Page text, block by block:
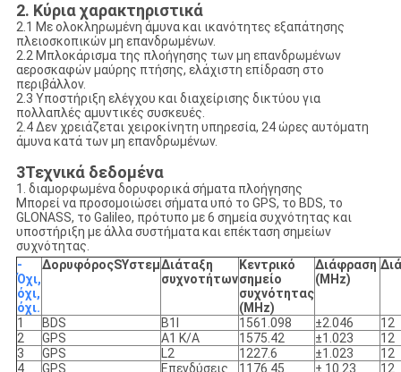
2. Κύρια χαρακτηριστικά
2.1 Με ολοκληρωμένη άμυνα και ικανότητες εξαπάτησης
πλειοσκοπικών μη επανδρωμένων.
2.2 Μπλοκάρισμα της πλοήγησης των μη επανδρωμένων
αεροσκαφών μαύρης πτήσης, ελάχιστη επίδραση στο
περιβάλλον.
2.3 Υποστήριξη ελέγχου και διαχείρισης δικτύου για
πολλαπλές αμυντικές συσκευές.
2.4 Δεν χρειάζεται χειροκίνητη υπηρεσία, 24 ώρες αυτόματη
άμυνα κατά των μη επανδρωμένων.
3Τεχνικά δεδομένα
1. διαμορφωμένα δορυφορικά σήματα πλοήγησης
Μπορεί να προσομοιώσει σήματα υπό το GPS, το BDS, το
GLONASS, το Galileo, πρότυπο με 6 σημεία συχνότητας και
υποστήριξη με άλλα συστήματα και επέκταση σημείων
συχνότητας.
-
Όχι,
όχι,
όχι.
ΔορυφόροςSΥστεμΔιάταξη
συχνοτήτων
Κεντρικό
σημείο
συχνότητας
(MHz)
Διάφραση
(MHz)
1 BDS Β1Ι 1561.098 ±2.046
12
2
GPS Α1 Κ/Α 1575.42 ±1.023
12
3
GPS L2 1227.6 ±1.023
12
4
GPS Επενδύσεις 1176.45 ± 10.23 12